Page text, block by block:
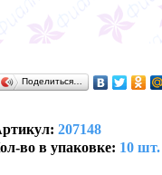
Поделиться…
207148
во в упаковке: 10 шт.